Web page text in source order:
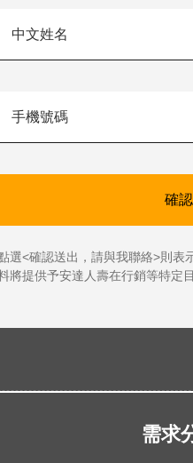
確
選<確認送出，請與我聯絡>則表
將提供予安達人壽在行銷等特定
需求